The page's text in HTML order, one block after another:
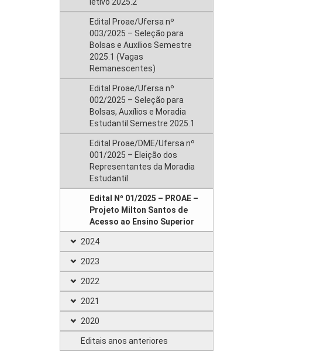
Edital Proae/Ufersa nº
003/2025 – Seleção para
Bolsas e Auxílios Semestre
2025.1 (Vagas
Remanescentes)
Edital Proae/Ufersa nº
002/2025 – Seleção para
Bolsas, Auxílios e Moradia
Estudantil Semestre 2025.1
Edital Proae/DME/Ufersa nº
001/2025 – Eleição dos
Representantes da Moradia
Estudantil
Edital Nº 01/2025 – PROAE –
Projeto Milton Santos de
Acesso ao Ensino Superior
2024
2023
2022
2021
2020
Editais anos anteriores